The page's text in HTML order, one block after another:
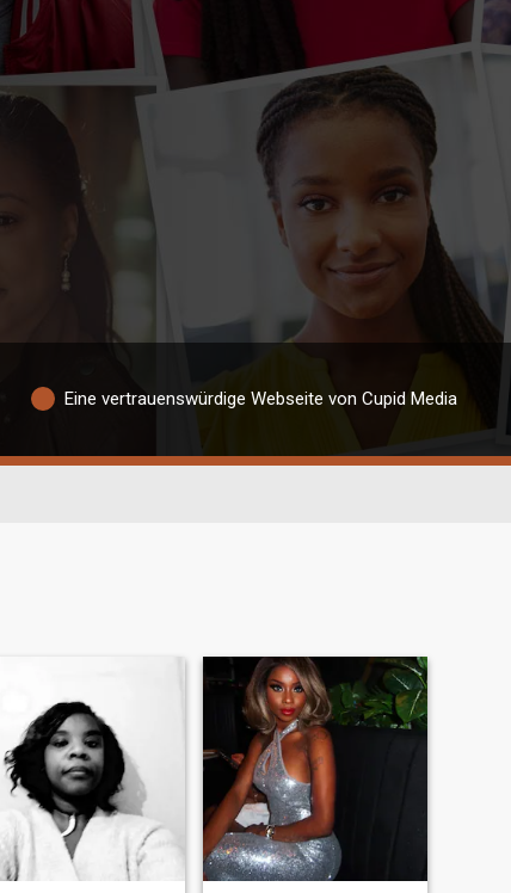
Eine vertrauenswürdige Webseite von Cupid Media